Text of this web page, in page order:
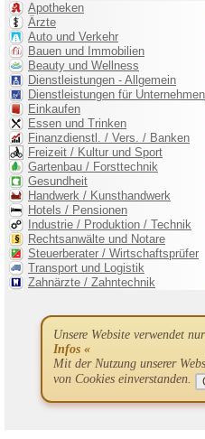
Unsere Website verwendet
Infos «
Mit der Nutzung unserer
von Cookies einverstanden.